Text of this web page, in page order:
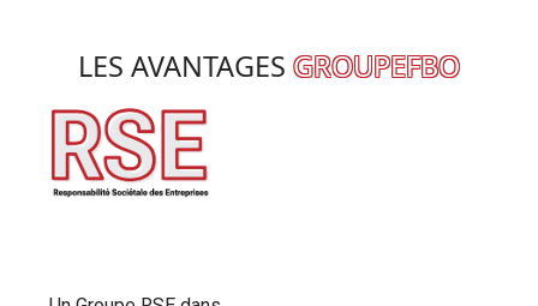
LES AVANTAGES GROUPEFBO